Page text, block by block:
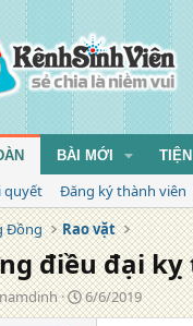
BÀI MỚI
quyết
Đăng ký thành viên
Đồng
Rao vặt
điều đại kỵ
N
g
6/6/2019